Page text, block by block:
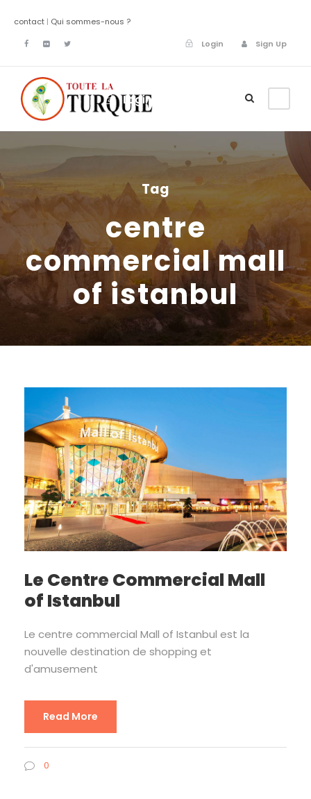
contact | Qui sommes-nous ?
Login
Sign Up
Login
Tag
centre
commercial mall
of istanbul
Le Centre Commercial Mall
of Istanbul
Le centre commercial Mall of Istanbul est la
nouvelle destination de shopping et
d'amusement
Read More
0